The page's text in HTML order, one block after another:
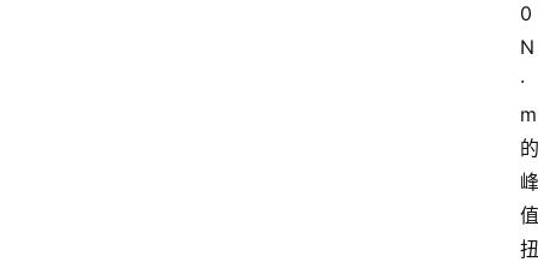
0
N
·
m
的
峰
值
扭